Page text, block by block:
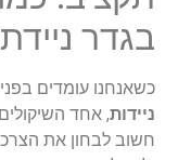
בגדר
כשאנחנו עומדים
ניידות, אחד
חשוב לבחון את